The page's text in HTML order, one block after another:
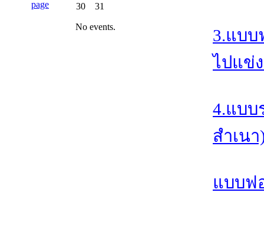
30
31
No events.
3.แบบ
ไปแข่
4.แบบ
สำเนา
แบบฟ